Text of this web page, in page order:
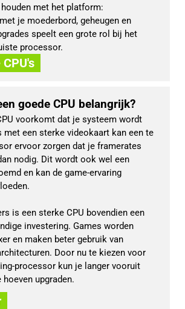
met het platform:
je moederbord, geheugen en
speelt een grote rol bij het
processor.
goede CPU belangrijk?
voorkomt dat je systeem wordt
met een sterke videokaart kan een te
ervoor zorgen dat je framerates
nodig. Dit wordt ook wel een
en kan de game-ervaring
is een sterke CPU bovendien een
investering. Games worden
en maken beter gebruik van
Door nu te kiezen voor
processor kun je langer vooruit
upgraden.